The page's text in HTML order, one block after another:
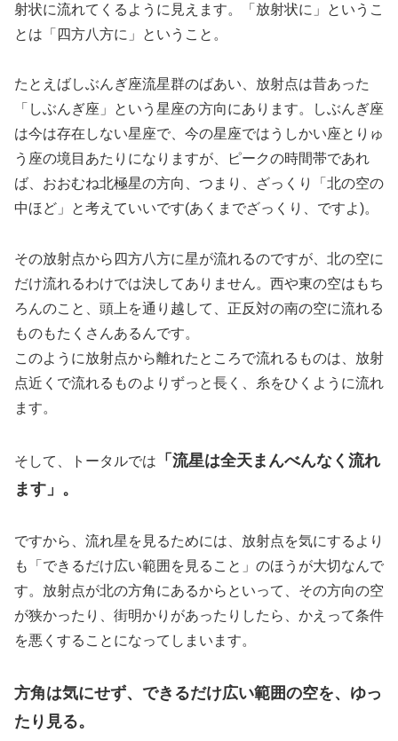
射状に流れてくるように見えます。「放射状に」というこ
とは「四方八方に」ということ。
たとえばしぶんぎ座流星群のばあい、放射点は昔あった
「しぶんぎ座」という星座の方向にあります。しぶんぎ座
は今は存在しない星座で、今の星座ではうしかい座とりゅ
う座の境目あたりになりますが、ピークの時間帯であれ
ば、おおむね北極星の方向、つまり、ざっくり「北の空の
中ほど」と考えていいです(あくまでざっくり、ですよ)。
その放射点から四方八方に星が流れるのですが、北の空に
だけ流れるわけでは決してありません。西や東の空はもち
ろんのこと、頭上を通り越して、正反対の南の空に流れる
ものもたくさんあるんです。
このように放射点から離れたところで流れるものは、放射
点近くで流れるものよりずっと長く、糸をひくように流れ
ます。
そして、トータルでは
「流星は全天まんべんなく流れ
ます」。
ですから、流れ星を見るためには、放射点を気にするより
も「できるだけ広い範囲を見ること」のほうが大切なんで
す。放射点が北の方角にあるからといって、その方向の空
が狭かったり、街明かりがあったりしたら、かえって条件
を悪くすることになってしまいます。
方角は気にせず、できるだけ広い範囲の空を、ゆっ
たり見る。